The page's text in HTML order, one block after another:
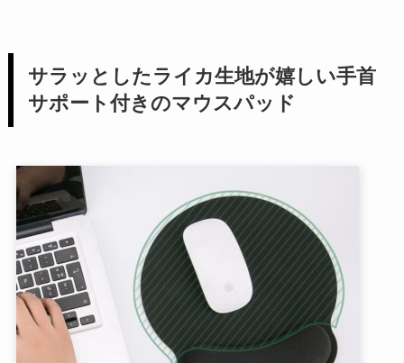
サラッとしたライカ生地が嬉しい手首
サポート付きのマウスパッド